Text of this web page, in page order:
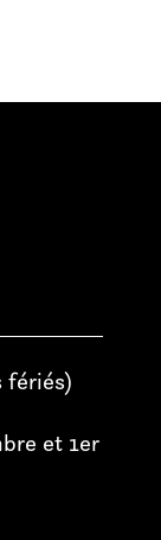
fériés)
et 1er